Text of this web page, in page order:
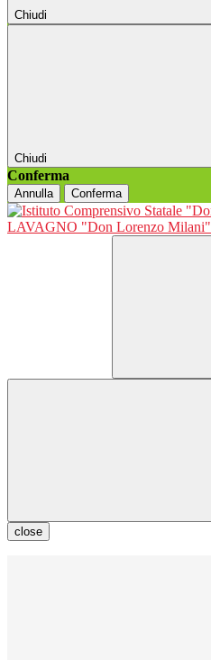
Chiudi
Chiudi
Conferma
Annulla Conferma
LAVAGNO "Don Lorenzo Milani"
close